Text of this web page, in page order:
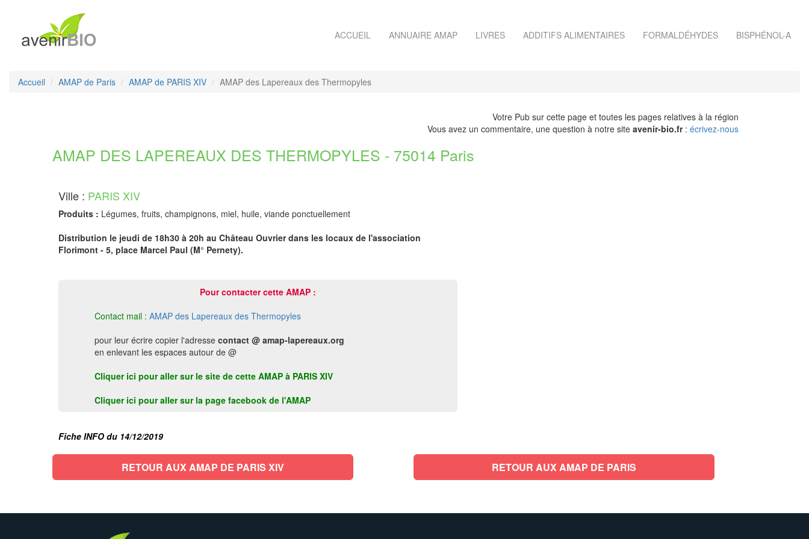
ACCUEIL ANNUAIRE AMAP LIVRES ADDITIFS ALIMENTAIRES FORMALDÉHYDES BISPHÉNOL-A
Accueil AMAP de Paris AMAP de PARIS XIV AMAP des Lapereaux des Thermopyles
Votre Pub sur cette page et toutes les pages relatives à la région
Vous avez un commentaire, une question à notre site avenir-bio.fr: écrivez-nous
AMAP DES LAPEREAUX DES THERMOPYLES - 75014 Paris
Ville : PARIS XIV
Produits : Légumes, fruits, champignons, miel, huile, viande ponctuellement
Distribution le jeudi de 18h30 à 20h au Château Ouvrier dans les locaux de l'association
Florimont - 5, place Marcel Paul (M° Pernety).
Pour contacter cette AMAP :
Contact mail : AMAP des Lapereaux des Thermopyles
pour leur écrire copier l'adresse contact @ amap-lapereaux.org
en enlevant les espaces autour de @
Cliquer ici pour aller sur le site de cette AMAP à PARIS XIV
Cliquer ici pour aller sur la page facebook de l'AMAP
Fiche INFO du 14/12/2019
RETOUR AUX AMAP DE PARIS XIV RETOUR AUX AMAP DE PARIS